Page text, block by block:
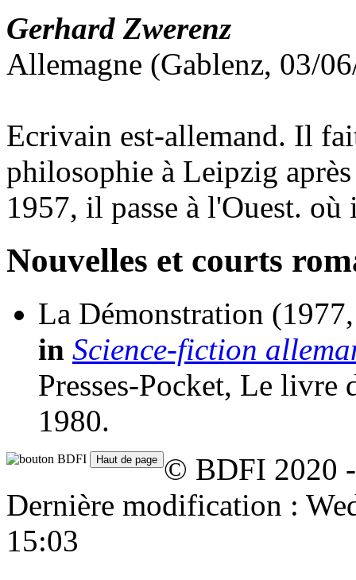
Gerhard Zwerenz
Allemagne (Gablenz, 03/
Ecrivain est-allemand. Il
philosophie à Leipzig
1957, il passe à l'Ouest.
Nouvelles et courts
La Démonstration
in Science-fiction
Presses-Pocket, Le livre
1980.
© BDFI 2020
Dernière modification :
15:03